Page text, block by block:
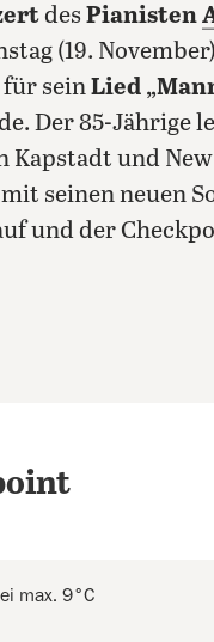
desPianisten
(19.
für seinLied
Der 85-Jährige
Kapstadt und
seinen neuen
und der
max. 9°C